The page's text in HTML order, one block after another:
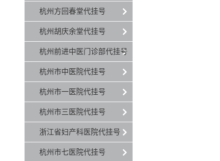
杭州方回春堂代挂号
杭州胡庆余堂代挂号
杭州前进中医门诊部代挂号
杭州市中医院代挂号
杭州市一医院代挂号
杭州市三医院代挂号
浙江省妇产科医院代挂号
杭州市七医院代挂号